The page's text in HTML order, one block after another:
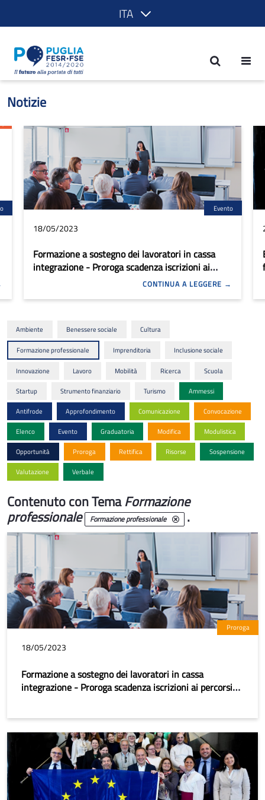
ITA
Notizie - POR Puglia 2014-2020
Notizie
Evento
18/05/2023
Formazione a sostegno dei lavoratori in cassa
integrazione - Proroga scadenza iscrizioni ai
percorsi formativi e trasmissione comunicazione
CONTINUA A LEGGERE
Contenuto con TemaFormazione
professionale Formazione professionale .
Proroga
18/05/2023
Formazione a sostegno dei lavoratori in cassa
integrazione - Proroga scadenza iscrizioni ai percorsi
Ambiente Benessere sociale Cultura
Formazione professionale Imprenditoria Inclusione sociale
Innovazione Lavoro Mobilità Ricerca Scuola
Startup Strumento finanziario Turismo Ammessi
Antifrode Approfondimento Comunicazione Convocazione
Elenco Evento Graduatoria Modifica Modulistica
Opportunità Proroga Rettifica Risorse Sospensione
Valutazione Verbale